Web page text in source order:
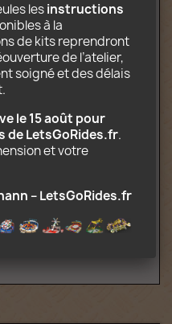
au format PDF
au format JPG
à la
de replier
des instructions
pas fournies.
les instructions
à la
de kits reprendront
de l’atelier,
soigné et des délais
le 15 août pour
de LetsGoRides.fr.
et votre
– LetsGoRides.fr